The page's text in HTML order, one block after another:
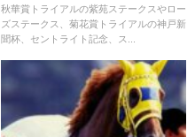
秋華賞トライアルの紫苑ステークスやロー
ズステークス、菊花賞トライアルの神戸新
聞杯、セントライト記念、ス...